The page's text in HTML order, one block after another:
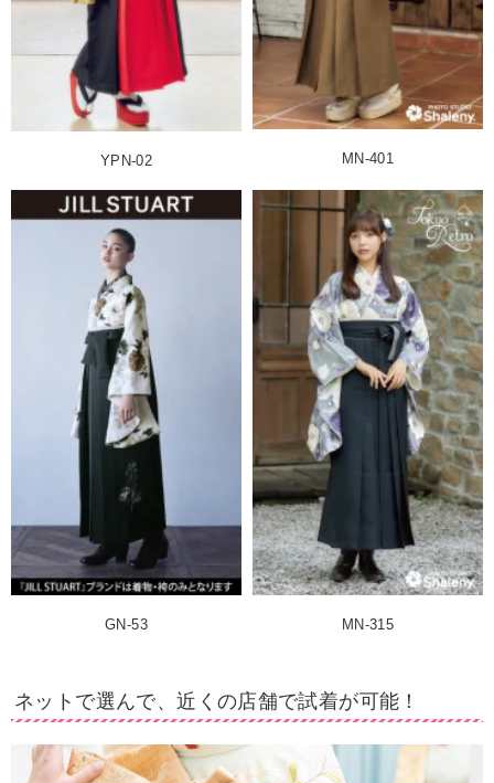
YPN-02 MN-401
GN-53 MN-315
ネットで選んで、近くの店舗で試着が可能！